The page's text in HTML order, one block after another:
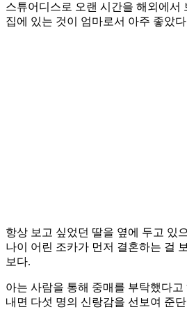
스튜어디스로 오랜 시간을 해외에서
집에 있는 것이 엄마로서 아주 좋았
항상 보고 싶었던 딸을 옆에 두고 있
나이 어린 조카가 먼저 결혼하는 걸
보다.
아는 사람을 통해 중매를 부탁했다고
내면 다섯 명의 신랑감을 선보여 준